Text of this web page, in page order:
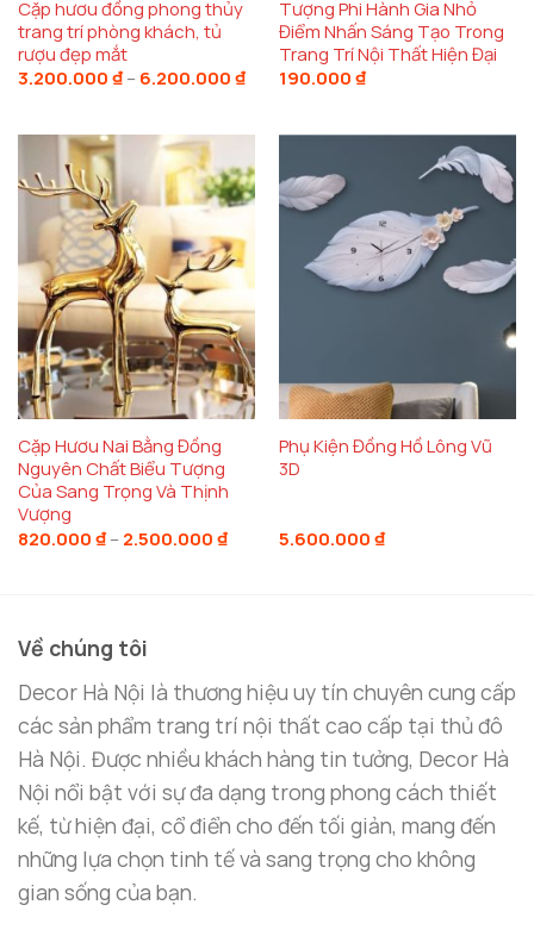
Làm Nổi Bật Phòng Khách Hiện Đại
Phòng khách là “trái tim” của ngôi nhà, nơi gia đình
tụ họp và tiếp đón khách. Một chiếc giá đỡ nến từ
Decor Hà Nộikhông chỉ làm đẹp mà còn mang lại
cảm giác ấm áp và gần gũi:
Trên bàn trà: Ánh sáng dịu nhẹ từ nến kết hợp
với thiết kế tinh tế của giá đỡ sẽ tạo nên một
không gian tiếp khách ấm cúng và thân thiện.
Cặp hươu đồng phong thủy
trang trí phòng khách, tủ
rượu đẹp mắt
3.200.000 ₫ – 6.200.000 ₫Khoảng
6.200.000 ₫
Tượng Phi Hành Gia Nhỏ
Điểm Nhấn Sáng Tạo Trong
Trang Trí Nội Thất Hiện Đại
190.000 ₫
Cặp Hươu Nai Bằng Đồng
Nguyên Chất Biểu Tượng
Của Sang Trọng Và Thịnh
Vượng
820.000 ₫ – 2.500.000 ₫Khoảng
giá:
Phụ Kiện Đồng Hồ Lông Vũ
3D
5.600.000 ₫
Về chúng tôi
Decor Hà Nội là thương hiệu uy tín chuyên cung cấp
các sản phẩm trang trí nội thất cao cấp tại thủ đô
Hà Nội. Được nhiều khách hàng tin tưởng, Decor Hà
Nội nổi bật với sự đa dạng trong phong cách thiết
kế, từ hiện đại, cổ điển cho đến tối giản, mang đến
những lựa chọn tinh tế và sang trọng cho không
gian sống của bạn.